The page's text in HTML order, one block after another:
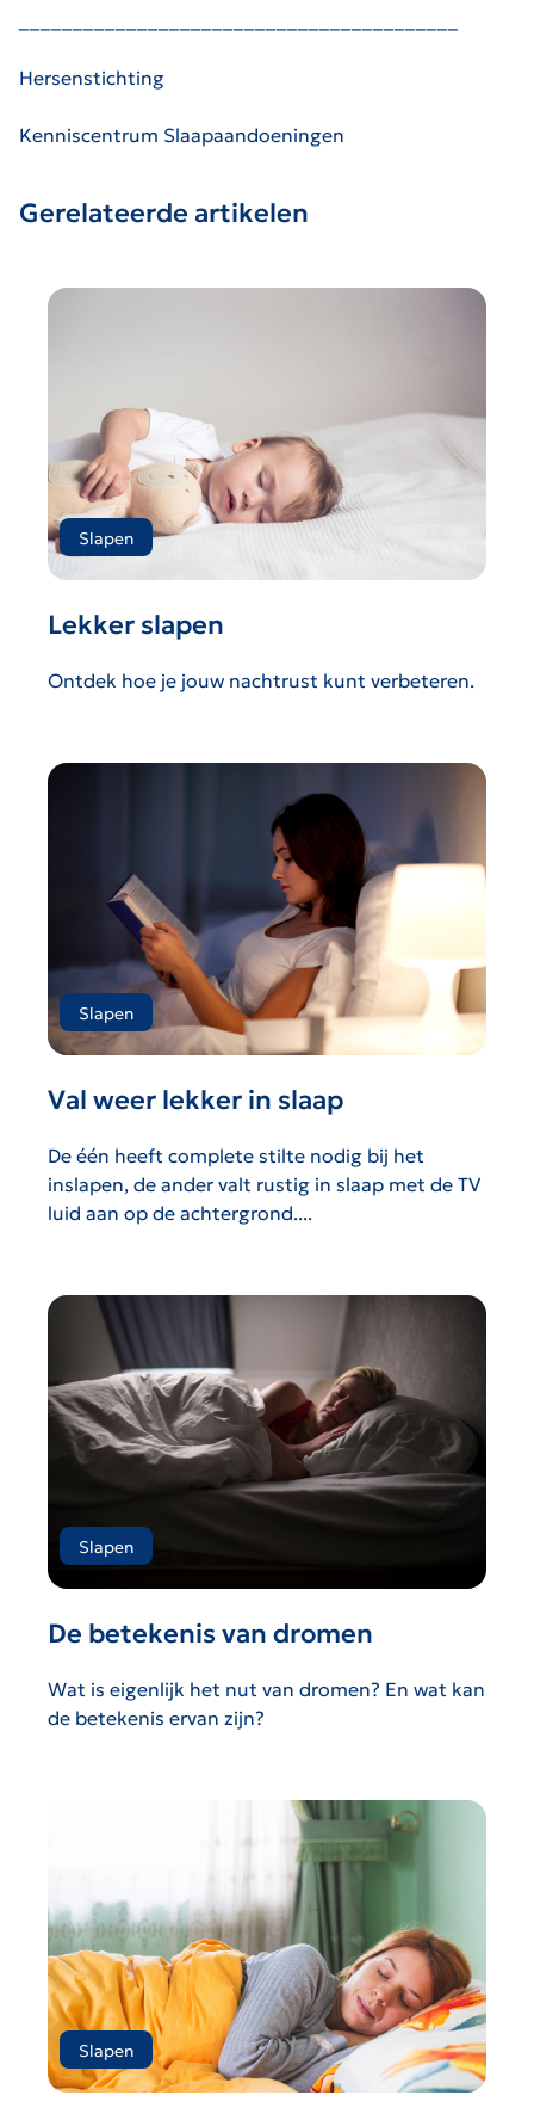
Hersenstichting
Kenniscentrum Slaapaandoeningen
Gerelateerde artikelen
Slapen
Lekker slapen
Ontdek hoe je jouw nachtrust kunt verbeteren.
Slapen
Val weer lekker in slaap
De één heeft complete stilte nodig bij het
inslapen, de ander valt rustig in slaap met de TV
luid aan op de achtergrond....
Slapen
De betekenis van dromen
Wat is eigenlijk het nut van dromen? En wat kan
de betekenis ervan zijn?
Slapen